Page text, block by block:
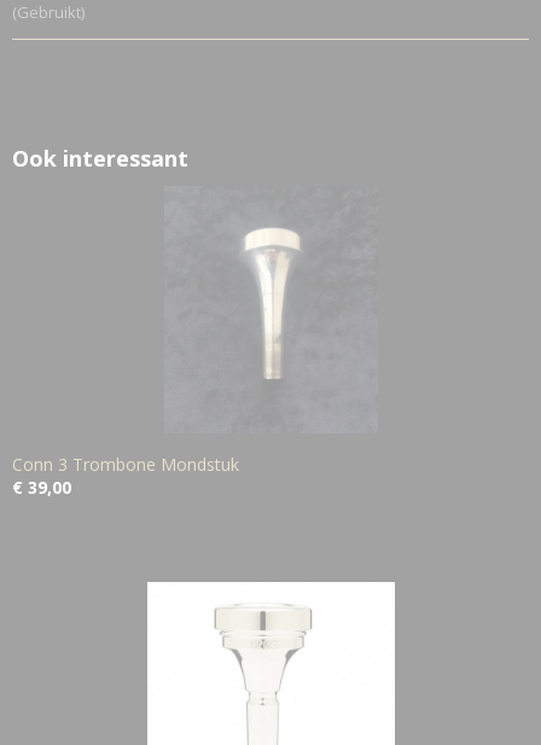
(Gebruikt)
Ook interessant
Conn 3 Trombone Mondstuk
€ 39,00